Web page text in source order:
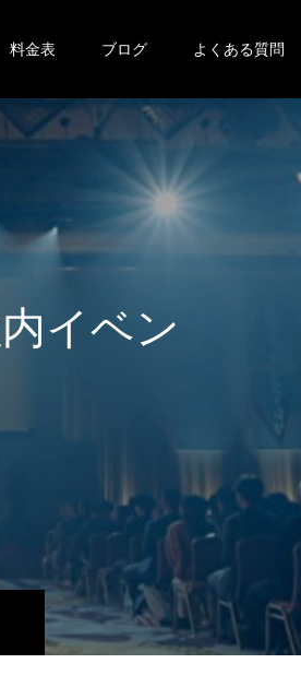
料金表 ブログ よくある質問
トの映像